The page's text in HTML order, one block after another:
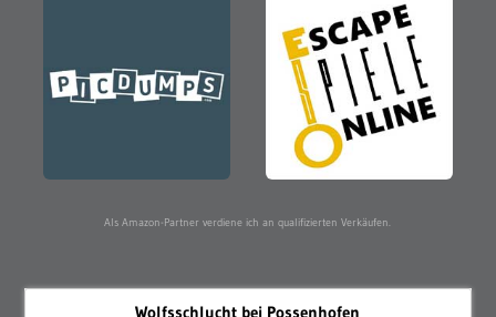
Als Amazon-Partner verdiene ich an qualifizierten Verkäufen.
Wolfsschlucht bei Possenhofen